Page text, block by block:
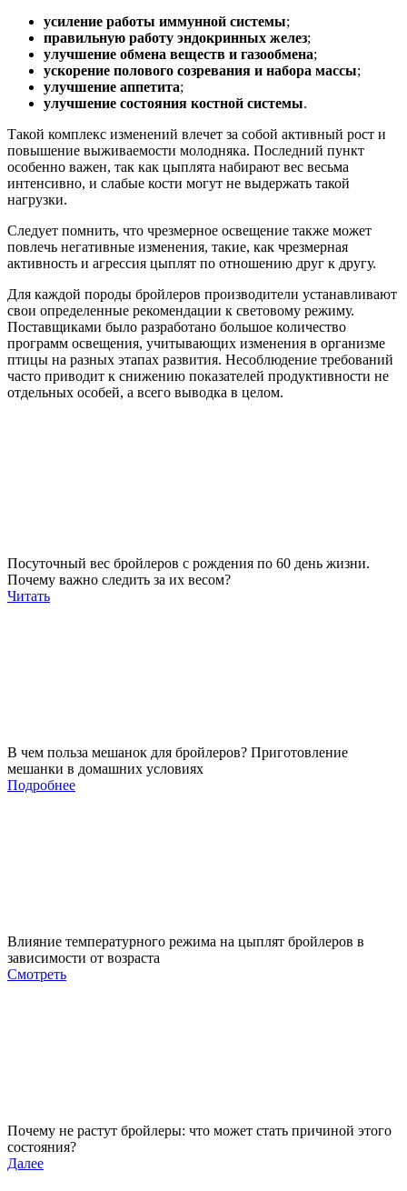
усиление работы иммунной системы;
правильную работу эндокринных желез;
улучшение обмена веществ и газообмена;
ускорение полового созревания и набора массы;
улучшение аппетита;
улучшение состояния костной системы.
Такой комплекс изменений влечет за собой активный рост и
повышение выживаемости молодняка. Последний пункт
особенно важен, так как цыплята набирают вес весьма
интенсивно, и слабые кости могут не выдержать такой
нагрузки.
Следует помнить, что чрезмерное освещение также может
повлечь негативные изменения, такие, как чрезмерная
активность и агрессия цыплят по отношению друг к другу.
Для каждой породы бройлеров производители устанавливают
свои определенные рекомендации к световому режиму.
Поставщиками было разработано большое количество
программ освещения, учитывающих изменения в организме
птицы на разных этапах развития. Несоблюдение требований
часто приводит к снижению показателей продуктивности не
отдельных особей, а всего выводка в целом.
Посуточный вес бройлеров с рождения по 60 день жизни.
Почему важно следить за их весом?
Читать
В чем польза мешанок для бройлеров? Приготовление
мешанки в домашних условиях
Подробнее
Влияние температурного режима на цыплят бройлеров в
зависимости от возраста
Смотреть
Почему не растут бройлеры: что может стать причиной этого
состояния?
Далее